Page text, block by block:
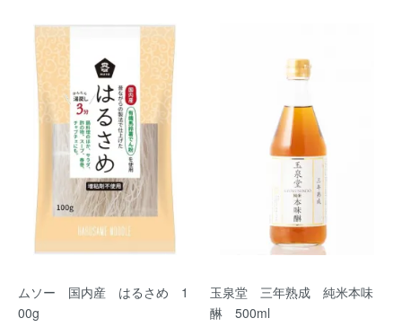
ムソー 国内産 はるさめ 1
00g
玉泉堂 三年熟成 純米本味
醂 500ml